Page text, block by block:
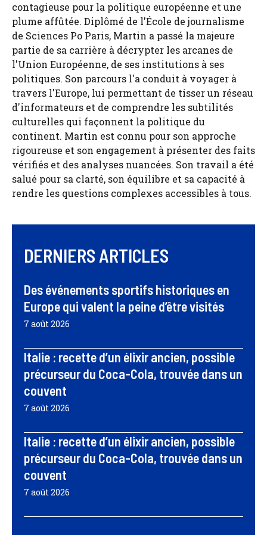
contagieuse pour la politique européenne et une
plume affûtée. Diplômé de l'École de journalisme
de Sciences Po Paris, Martin a passé la majeure
partie de sa carrière à décrypter les arcanes de
l'Union Européenne, de ses institutions à ses
politiques. Son parcours l'a conduit à voyager à
travers l'Europe, lui permettant de tisser un réseau
d'informateurs et de comprendre les subtilités
culturelles qui façonnent la politique du
continent. Martin est connu pour son approche
rigoureuse et son engagement à présenter des faits
vérifiés et des analyses nuancées. Son travail a été
salué pour sa clarté, son équilibre et sa capacité à
rendre les questions complexes accessibles à tous.
DERNIERS ARTICLES
Des événements sportifs historiques en
Europe qui valent la peine d’être visités
7 août 2026
Italie : recette d’un élixir ancien, possible
précurseur du Coca-Cola, trouvée dans un
couvent
7 août 2026
Italie : recette d’un élixir ancien, possible
précurseur du Coca-Cola, trouvée dans un
couvent
7 août 2026